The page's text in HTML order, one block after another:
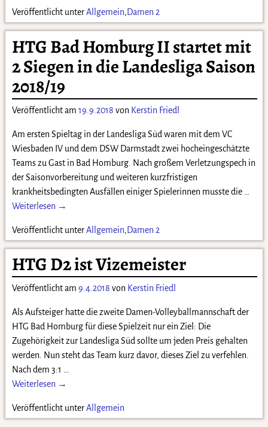
Veröffentlicht unter Allgemein,Damen 2
HTG Bad Homburg II startet mit
2 Siegen in die Landesliga Saison
2018/19
Veröffentlicht am 19.9.2018 von Kerstin Friedl
Am ersten Spieltag in der Landesliga Süd waren mit dem VC
Wiesbaden IV und dem DSW Darmstadt zwei hocheingeschätzte
Teams zu Gast in Bad Homburg. Nach großem Verletzungspech in
der Saisonvorbereitung und weiteren kurzfristigen
krankheitsbedingten Ausfällen einiger Spielerinnen musste die
Weiterlesen →
Veröffentlicht unter Allgemein, Damen 2
HTG D2 ist Vizemeister
Veröffentlicht am 9.4.2018 von Kerstin Friedl
Als Aufsteiger hatte die zweite Damen-Volleyballmannschaft der
HTG Bad Homburg für diese Spielzeit nur ein Ziel: Die
Zugehörigkeit zur Landesliga Süd sollte um jeden Preis gehalten
werden. Nun steht das Team kurz davor, dieses Ziel zu verfehlen.
Nach dem 3:1 …
Weiterlesen →
Veröffentlicht unter Allgemein